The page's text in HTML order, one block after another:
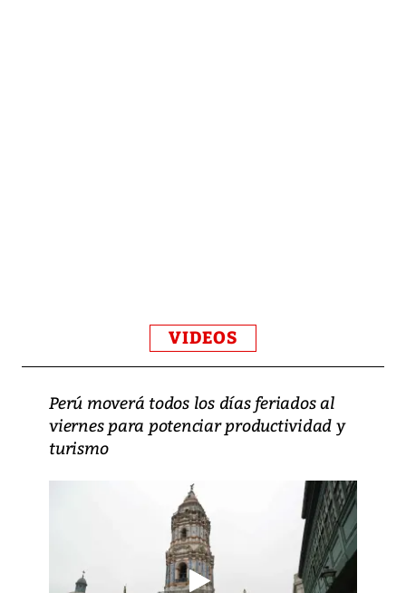
VIDEOS
Perú moverá todos los días feriados al
viernes para potenciar productividad y
turismo